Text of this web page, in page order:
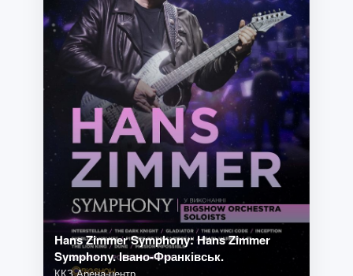
Hans Zimmer Symphony: Hans Zimmer
Symphony. Івано-Франківськ.